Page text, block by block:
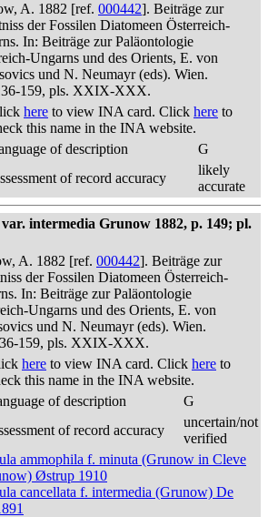
A. 1882 [ref. 000442]. Beiträge zur
der Fossilen Diatomeen Österreich-
In: Beiträge zur Paläontologie
Ungarns und des Orients, E. von
und N. Neumayr (eds). Wien.
159, pls. XXIX-XXX.
here to view INA card. Click here to
this name in the INA website.
of description
G
of record accuracy
likely
accurate
intermedia Grunow 1882, p. 149; pl.
A. 1882 [ref. 000442]. Beiträge zur
der Fossilen Diatomeen Österreich-
In: Beiträge zur Paläontologie
Ungarns und des Orients, E. von
und N. Neumayr (eds). Wien.
159, pls. XXIX-XXX.
here to view INA card. Click here to
this name in the INA website.
of description
G
of record accuracy
uncertain/not
verified
ammophila f. minuta (Grunow in Cleve
Østrup 1910
cancellata f. intermedia (Grunow) De